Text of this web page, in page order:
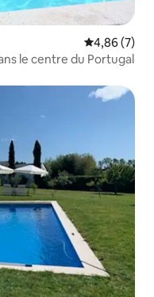
Évaluation
4,86 (7)
le centre du Portugal